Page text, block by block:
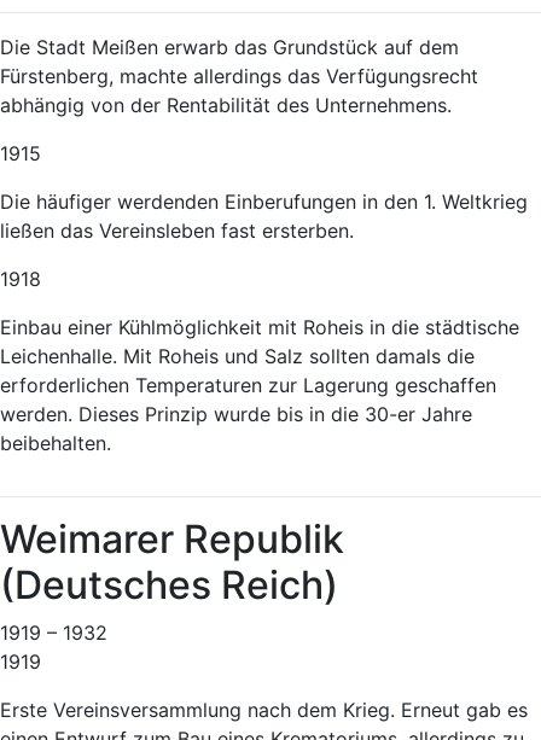
Die Stadt Meißen erwarb das Grundstück auf dem
Fürstenberg, machte allerdings das Verfügungsrecht
abhängig von der Rentabilität des Unternehmens.
1915
Die häufiger werdenden Einberufungen in den 1. Weltkrieg
ließen das Vereinsleben fast ersterben.
1918
Einbau einer Kühlmöglichkeit mit Roheis in die städtische
Leichenhalle. Mit Roheis und Salz sollten damals die
erforderlichen Temperaturen zur Lagerung geschaffen
werden. Dieses Prinzip wurde bis in die 30-er Jahre
beibehalten.
Weimarer Republik
(Deutsches Reich)
1919 – 1932
1919
Erste Vereinsversammlung nach dem Krieg. Erneut gab es